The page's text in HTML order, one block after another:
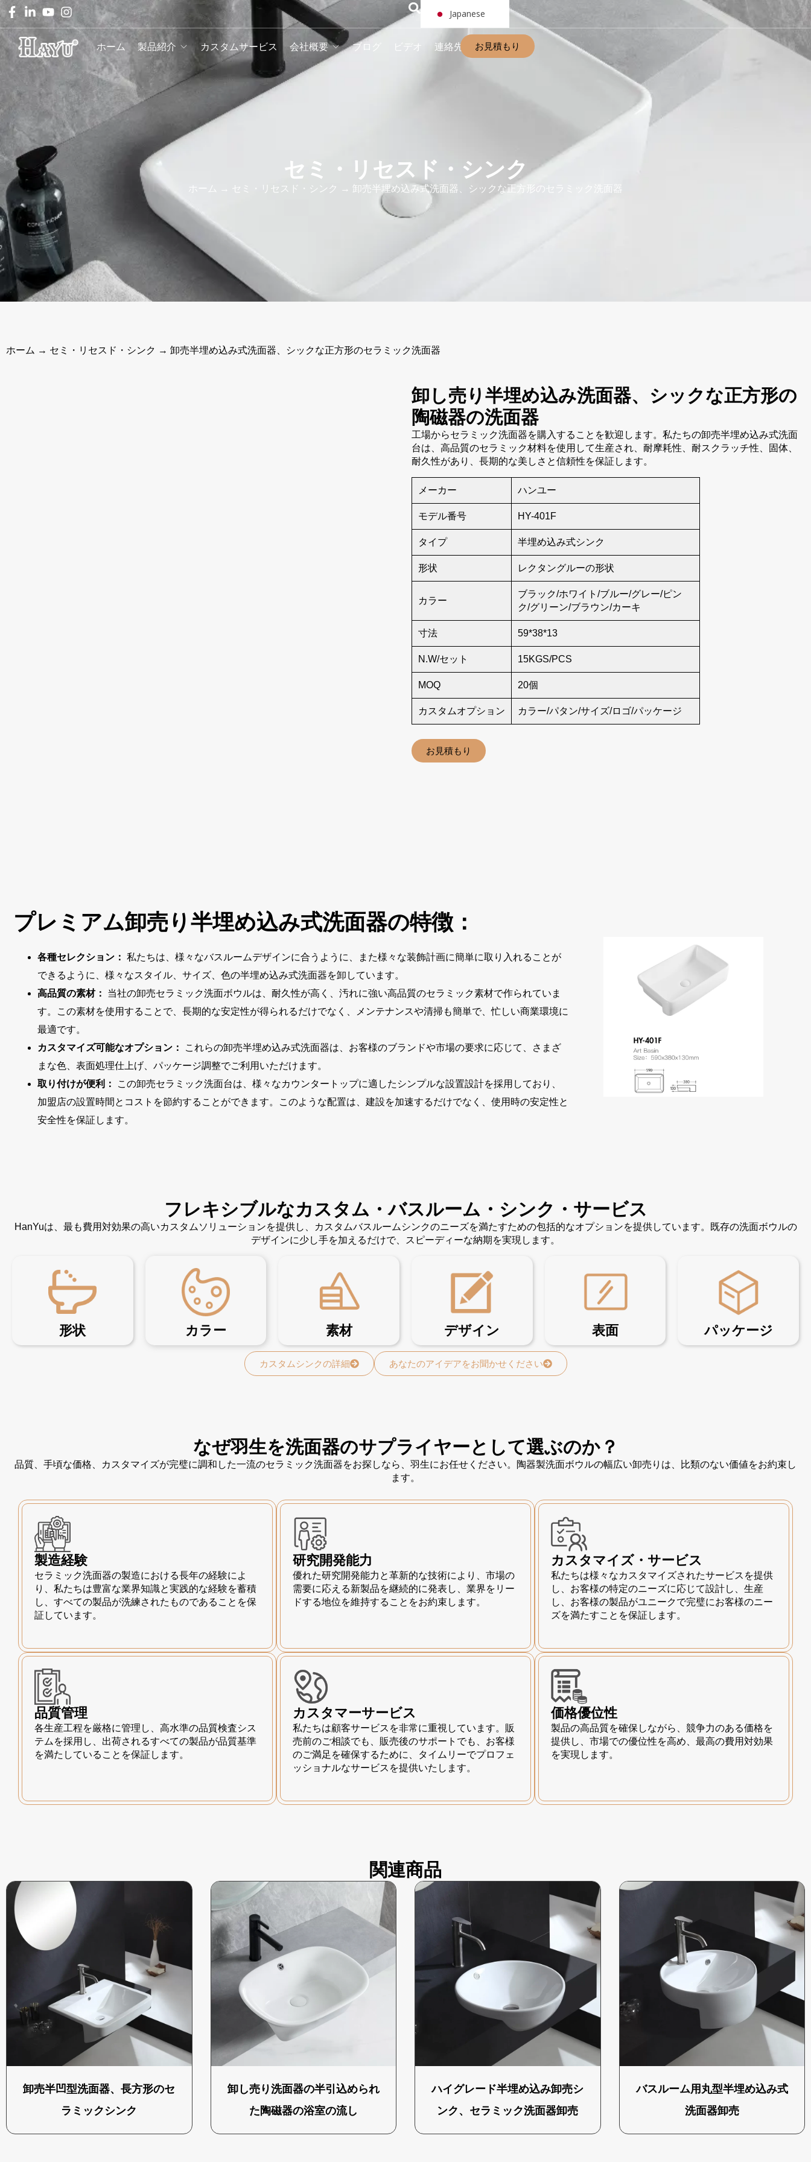
Japanese
ホーム 製品紹介 カスタムサービス 会社概要 ブログ ビデオ 連絡先 お見積もり
セミ・リセスド・シンク
ホーム → セミ・リセスド・シンク → 卸売半埋め込み式洗面器、シックな正方形のセラミック洗面器
ホーム → セミ・リセスド・シンク → 卸売半埋め込み式洗面器、シックな正方形のセラミック洗面器
卸し売り半埋め込み洗面器、シックな正方形の
陶磁器の洗面器
工場からセラミック洗面器を購入することを歓迎します。私たちの卸売半埋め込み式洗面
台は、高品質のセラミック材料を使用して生産され、耐摩耗性、耐スクラッチ性、固体、
耐久性があり、長期的な美しさと信頼性を保証します。
メーカー ハンユー
モデル番号 HY-401F
タイプ 半埋め込み式シンク
形状 レクタングルーの形状
カラー
ブラック/ホワイト/ブルー/グレー/ピン
ク/グリーン/ブラウン/カーキ
寸法 59*38*13
N.W/セット 15KGS/PCS
MOQ 20個
カスタムオプション カラー/パタン/サイズ/ロゴ/パッケージ
お見積もり
プレミアム卸売り半埋め込み式洗面器の特徴：
各種セレクション： 私たちは、様々なバスルームデザインに合うように、また様々な装飾計画に簡単に取り入れることが
できるように、様々なスタイル、サイズ、色の半埋め込み式洗面器を卸しています。
高品質の素材： 当社の卸売セラミック洗面ボウルは、耐久性が高く、汚れに強い高品質のセラミック素材で作られていま
す。この素材を使用することで、長期的な安定性が得られるだけでなく、メンテナンスや清掃も簡単で、忙しい商業環境に
最適です。
カスタマイズ可能なオプション：
これらの卸売半埋め込み式洗面器は、お客様のブランドや市場の要求に応じて、さまざ
まな色、表面処理仕上げ、パッケージ調整でご利用いただけます。
取り付けが便利：
この卸売セラミック洗面台は、様々なカウンタートップに適したシンプルな設置設計を採用しており、
加盟店の設置時間とコストを節約することができます。このような配置は、建設を加速するだけでなく、使用時の安定性と
安全性を保証します。
フレキシブルなカスタム・バスルーム・シンク・サービス
HanYuは、最も費用対効果の高いカスタムソリューションを提供し、カスタムバスルームシンクのニーズを満たすための包括的なオプションを提供しています。既存の洗面ボウルの
デザインに少し手を加えるだけで、スピーディーな納期を実現します。
形状 カラー 素材 デザイン 表面 パッケージ
カスタムシンクの詳細 あなたのアイデアをお聞かせください
なぜ羽生を洗面器のサプライヤーとして選ぶのか？
品質、手頃な価格、カスタマイズが完璧に調和した一流のセラミック洗面器をお探しなら、羽生にお任せください。陶器製洗面ボウルの幅広い卸売りは、比類のない価値をお約束し
ます。
製造経験
セラミック洗面器の製造における長年の経験によ
り、私たちは豊富な業界知識と実践的な経験を蓄積
し、すべての製品が洗練されたものであることを保
証しています。
研究開発能力
優れた研究開発能力と革新的な技術により、市場の
需要に応える新製品を継続的に発表し、業界をリー
ドする地位を維持することをお約束します。
カスタマイズ・サービス
私たちは様々なカスタマイズされたサービスを提供
し、お客様の特定のニーズに応じて設計し、生産
し、お客様の製品がユニークで完璧にお客様のニー
ズを満たすことを保証します。
品質管理
各生産工程を厳格に管理し、高水準の品質検査シス
テムを採用し、出荷されるすべての製品が品質基準
を満たしていることを保証します。
カスタマーサービス
私たちは顧客サービスを非常に重視しています。販
売前のご相談でも、販売後のサポートでも、お客様
のご満足を確保するために、タイムリーでプロフェ
ッショナルなサービスを提供いたします。
価格優位性
製品の高品質を確保しながら、競争力のある価格を
提供し、市場での優位性を高め、最高の費用対効果
を実現します。
関連商品
卸売半凹型洗面器、長方形のセ
ラミックシンク
卸し売り洗面器の半引込められ
た陶磁器の浴室の流し
ハイグレード半埋め込み卸売シ
ンク、セラミック洗面器卸売
バスルーム用丸型半埋め込み式
洗面器卸売